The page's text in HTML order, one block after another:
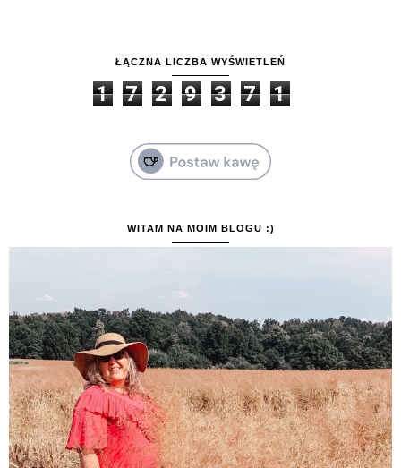
ŁĄCZNA LICZBA WYŚWIETLEŃ
1 7 2 9 3 7 1
WITAM NA MOIM BLOGU :)